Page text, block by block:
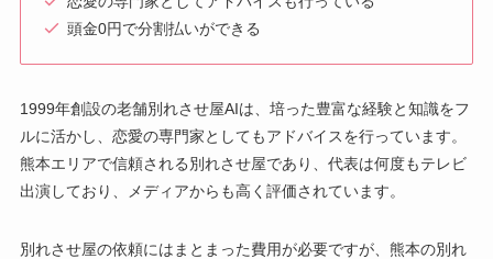
頭金0円で分割払いができる
1999年創設の老舗別れさせ屋AIは、培った豊富な経験と知識をフ
ルに活かし、恋愛の専門家としてもアドバイスを行っています。
熊本エリアで信頼される別れさせ屋であり、代表は何度もテレビ
出演しており、メディアからも高く評価されています。
別れさせ屋の依頼にはまとまった費用が必要ですが、熊本の別れ